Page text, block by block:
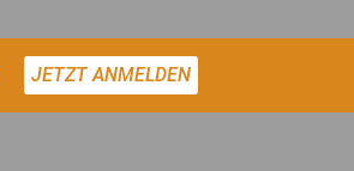
JETZT ANMELDEN